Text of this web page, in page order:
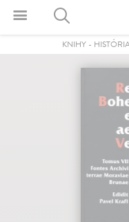
KNIHY -